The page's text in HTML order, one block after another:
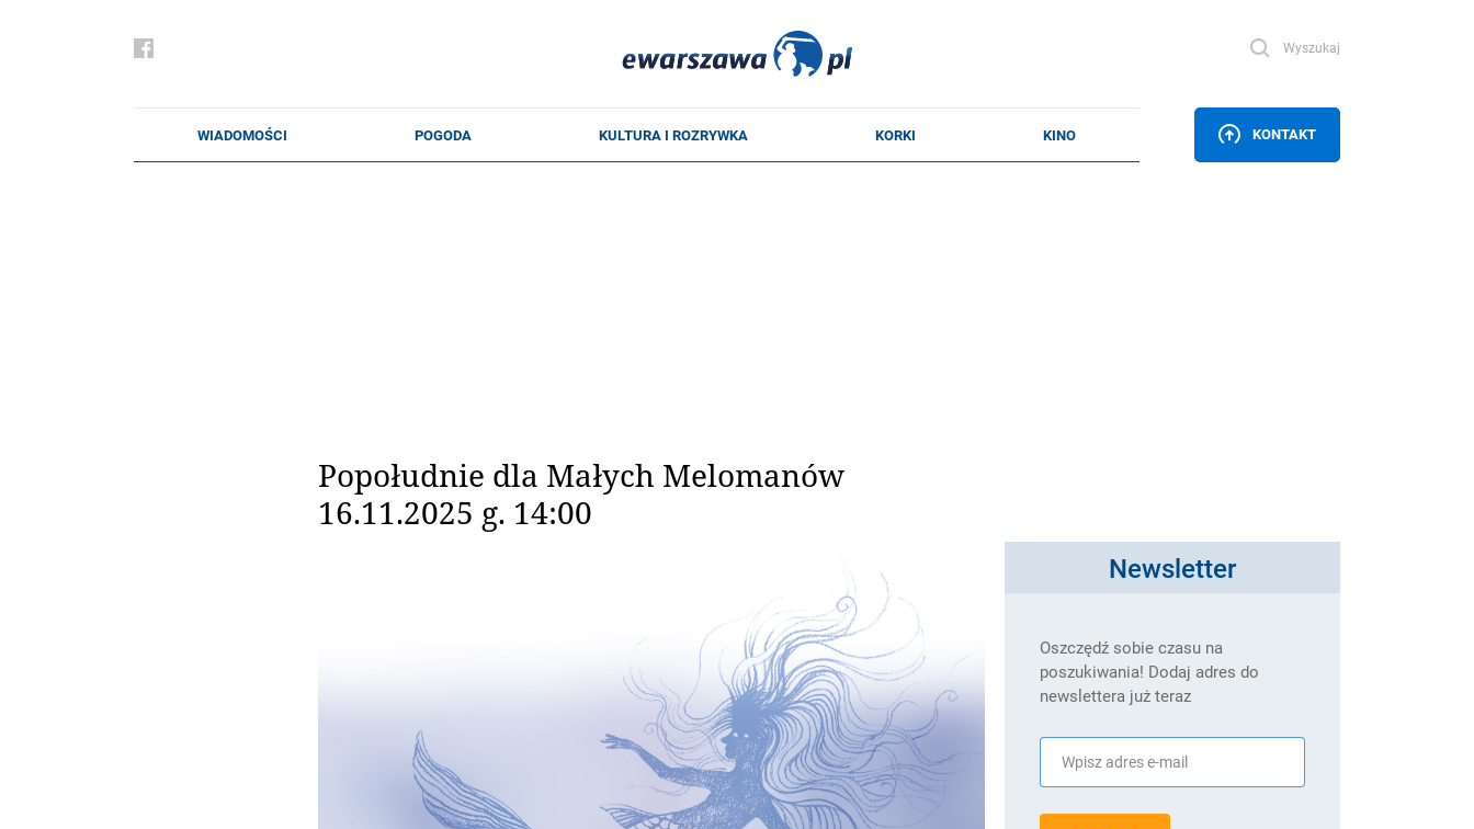
Wyszukaj
KONTAKT
Popołudnie dla Małych Melomanów
16.11.2025 g. 14:00
Newsletter
Oszczędź sobie czasu na
poszukiwania! Dodaj adres do
newslettera już teraz